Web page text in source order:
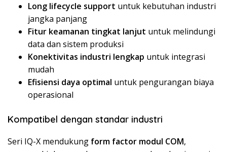
Long lifecycle support untuk kebutuhan industri
jangka panjang
Fitur keamanan tingkat lanjut untuk melindungi
data dan sistem produksi
Konektivitas industri lengkap untuk integrasi
mudah
Efisiensi daya optimal untuk pengurangan biaya
operasional
Kompatibel dengan standar industri
Seri IQ-X mendukung form factor modul COM,